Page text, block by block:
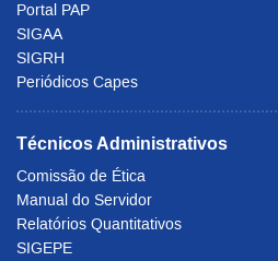
Portal PAP
SIGAA
SIGRH
Periódicos Capes
Técnicos Administrativos
Comissão de Ética
Manual do Servidor
Relatórios Quantitativos
SIGEPE